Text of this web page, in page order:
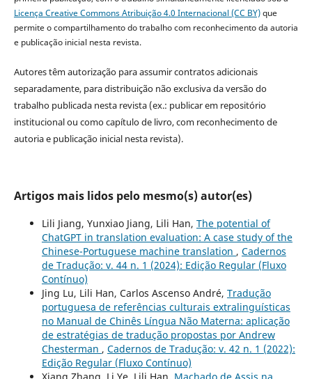
Licença Creative Commons Atribuição 4.0 Internacional (CC BY)que
permite o compartilhamento do trabalho com reconhecimento da autoria
e publicação inicial nesta revista.
Autores têm autorização para assumir contratos adicionais
separadamente, para distribuição não exclusiva da versão do
trabalho publicada nesta revista (ex.: publicar em repositório
institucional ou como capítulo de livro, com reconhecimento de
autoria e publicação inicial nesta revista).
Artigos mais lidos pelo mesmo(s) autor(es)
Lili Jiang, Yunxiao Jiang, Lili Han, The potential of
ChatGPT in translation evaluation: A case study of the
Chinese-Portuguese machine translation , Cadernos
de Tradução: v. 44 n. 1 (2024): Edição Regular (Fluxo
Contínuo)
Jing Lu, Lili Han, Carlos Ascenso André, Tradução
portuguesa de referências culturais extralinguísticas
no Manual de Chinês Língua Não Materna: aplicação
de estratégias de tradução propostas por Andrew
Chesterman , Cadernos de Tradução: v. 42 n. 1 (2022):
Edição Regular (Fluxo Contínuo)